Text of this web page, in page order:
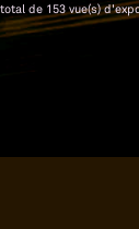
de 153 vue(s)